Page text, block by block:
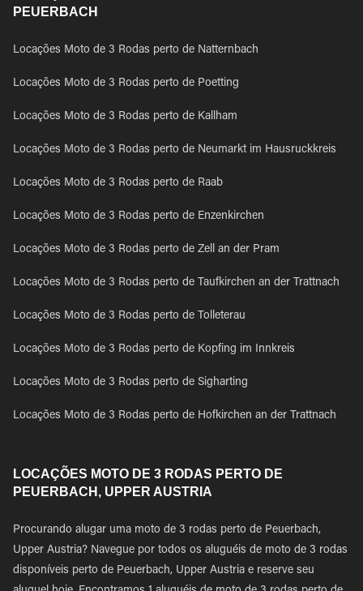
PEUERBACH
Locações Moto de 3 Rodas perto de Natternbach
Locações Moto de 3 Rodas perto de Poetting
Locações Moto de 3 Rodas perto de Kallham
Locações Moto de 3 Rodas perto de Neumarkt im Hausruckkreis
Locações Moto de 3 Rodas perto de Raab
Locações Moto de 3 Rodas perto de Enzenkirchen
Locações Moto de 3 Rodas perto de Zell an der Pram
Locações Moto de 3 Rodas perto de Taufkirchen an der Trattnach
Locações Moto de 3 Rodas perto de Tolleterau
Locações Moto de 3 Rodas perto de Kopfing im Innkreis
Locações Moto de 3 Rodas perto de Sigharting
Locações Moto de 3 Rodas perto de Hofkirchen an der Trattnach
LOCAÇÕES MOTO DE 3 RODAS PERTO DE
PEUERBACH, UPPER AUSTRIA
Procurando alugar uma moto de 3 rodas perto de Peuerbach,
Upper Austria? Navegue por todos os aluguéis de moto de 3 rodas
disponíveis perto de Peuerbach, Upper Austria e reserve seu